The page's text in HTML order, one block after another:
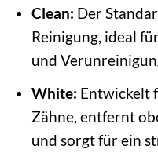
Clean: Der
Reinigung, ideal
und
White: Entwickelt
Zähne, entfernt
und sorgt für ein